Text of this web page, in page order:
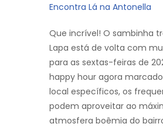
Encontra Lá na Antonella
Que incrível! O sambinha
Lapa está de volta com
para as sextas-feiras de
happy hour agora
local específicos, os
podem aproveitar ao
atmosfera boêmia do